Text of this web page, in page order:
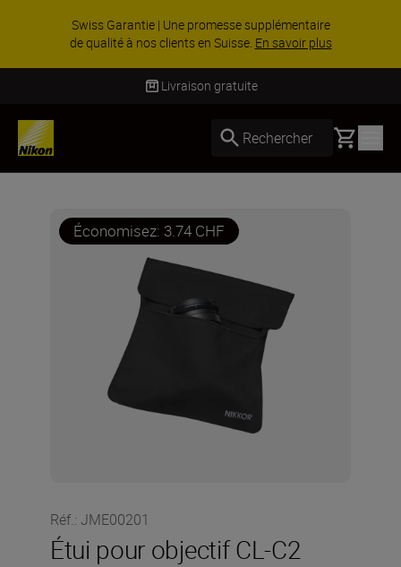
Swiss Garantie | Une promesse supplémentaire
de qualité à nos clients en Suisse. En savoir plus
Livraison gratuite
Rechercher Basket
Économisez: 3.74 CHF
Réf.: JME00201
Étui pour objectif CL-C2